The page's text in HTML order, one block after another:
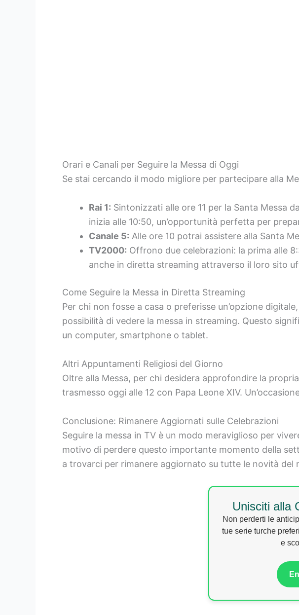
Orari e Canali per Seguire la Messa di Oggi
Se stai cercando il modo migliore per partecipare alla
Rai 1: Sintonizzati alle ore 11 per la Santa Messa
inizia alle 10:50, un’opportunità perfetta per
Canale 5: Alle ore 10 potrai assistere alla Santa
TV2000: Offrono due celebrazioni: la prima alle
anche in diretta streaming attraverso il loro sito
Come Seguire la Messa in Diretta Streaming
Per chi non fosse a casa o preferisse un’opzione
possibilità di vedere la messa in streaming. Questo
un computer, smartphone o tablet.
Altri Appuntamenti Religiosi del Giorno
Oltre alla Messa, per chi desidera approfondire la
trasmesso oggi alle 12 con Papa Leone XIV.
Conclusione: Rimanere Aggiornati sulle Celebrazioni
Seguire la messa in TV è un modo meraviglioso per
motivo di perdere questo importante momento della
a trovarci per rimanere aggiornato su tutte le novità del
Unisciti alla
Non perderti le
tue serie turche
e